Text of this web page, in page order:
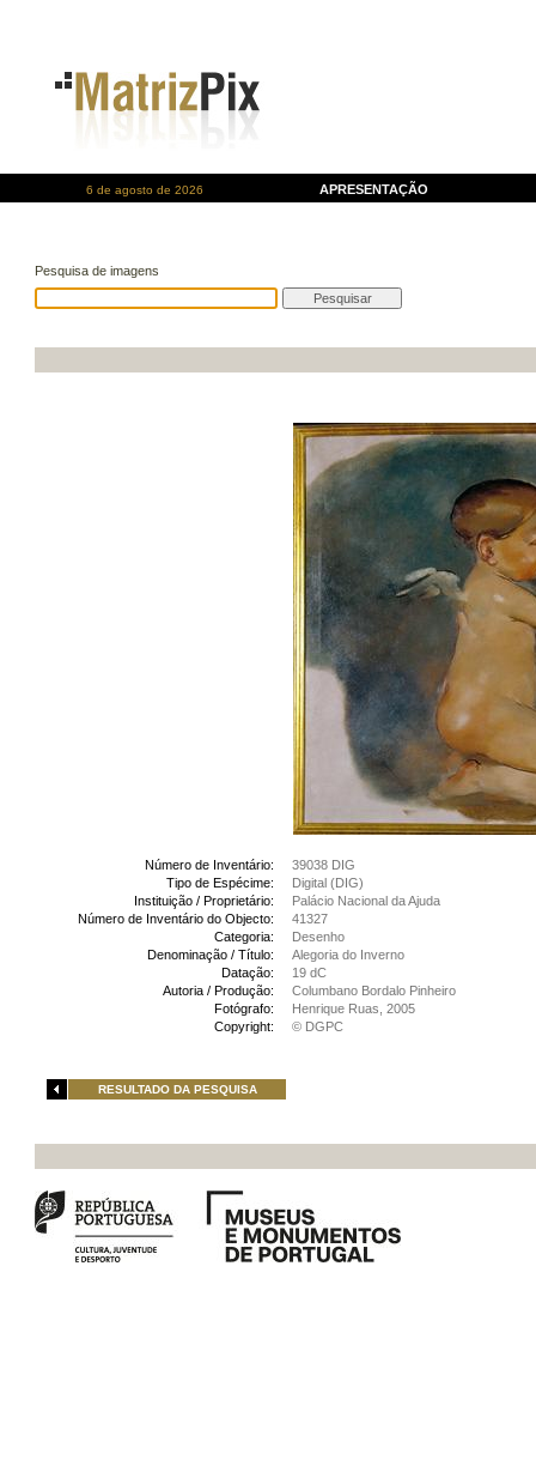
6 de agosto de 2026 APRESENTAÇÃO
Pesquisa de imagens
Número de Inventário:
39038 DIG
Tipo de Espécime:
Digital (DIG)
Instituição / Proprietário:
Palácio Nacional da Ajuda
Número de Inventário do Objecto:
41327
Categoria:
Desenho
Denominação / Título:
Alegoria do Inverno
Datação:
19 dC
Autoria / Produção:
Columbano Bordalo Pinheiro
Fotógrafo:
Henrique Ruas, 2005
Copyright:
© DGPC
RESULTADO DA PESQUISA